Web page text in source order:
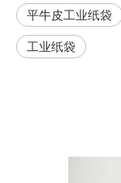
平牛皮工业纸袋
工业纸袋